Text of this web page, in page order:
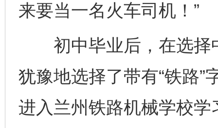
来要当一名火车司机！”
初中毕业后，在选择
犹豫地选择了带有“铁路”
进入兰州铁路机械学校